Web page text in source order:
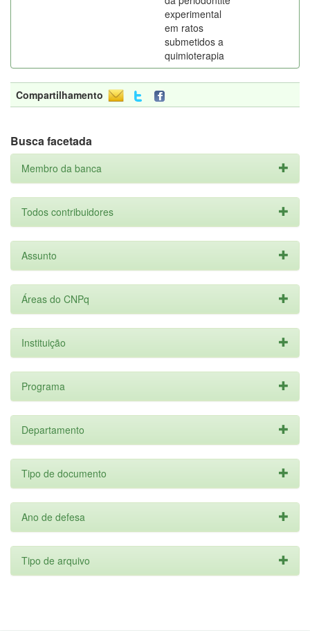
experimental
em ratos
submetidos a
quimioterapia
Compartilhamento
Busca facetada
Membro da banca
Todos contribuidores
Assunto
Áreas do CNPq
Instituição
Programa
Departamento
Tipo de documento
Ano de defesa
Tipo de arquivo